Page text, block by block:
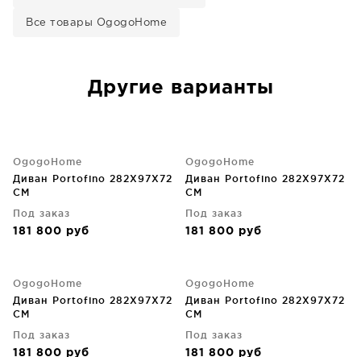
Все товары OgogoHome
Другие варианты
OgogoHome
Диван Portofino 282X97X72
CM
Под заказ
181 800 руб
OgogoHome
Диван Portofino 282X97X72
CM
Под заказ
181 800 руб
OgogoHome
Диван Portofino 282X97X72
CM
Под заказ
181 800 руб
OgogoHome
Диван Portofino 282X97X72
CM
Под заказ
181 800 руб